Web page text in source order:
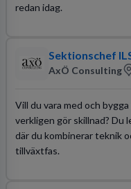
redan idag.
Sektionschef
AxÖ Consulting
Vill du vara med och
verkligen gör skillnad? Du
där du kombinerar teknik
tillväxtfas.